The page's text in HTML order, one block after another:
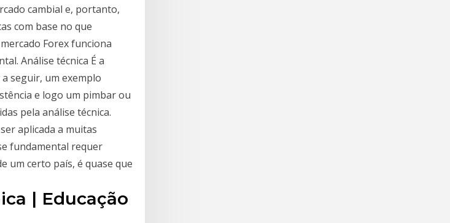
cambial e, portanto,
com base no que
Forex funciona
Análise técnica É a
seguir, um exemplo
e logo um pimbar ou
pela análise técnica.
aplicada a muitas
fundamental requer
um certo país, é quase que
| Educação